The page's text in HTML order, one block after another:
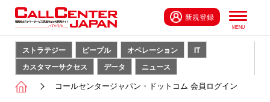
新規登録
ストラテジー ピープル オペレーション
IT
カスタマーサクセス
データ ニュース
コールセンタージャパン・ドットコム 会員ログイン